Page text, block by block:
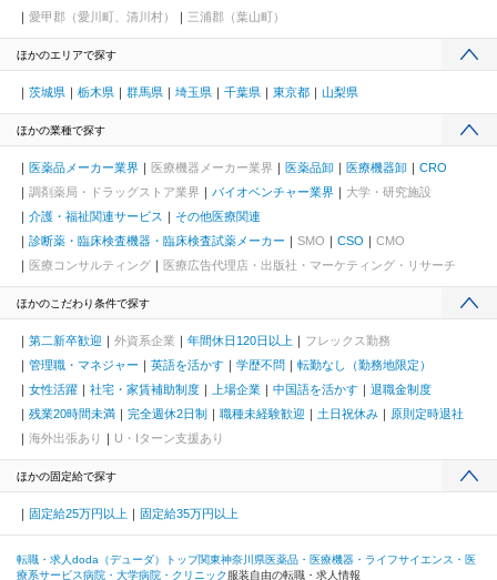
愛甲郡（愛川町、清川村）
三浦郡（葉山町）
ほかのエリアで探す
茨城県 栃木県 群馬県 埼玉県 千葉県 東京都 山梨県
ほかの業種で探す
医薬品メーカー業界 医療機器メーカー業界 医薬品卸 医療機器卸
CRO
調剤薬局・ドラッグストア業界
バイオベンチャー業界
大学・研究施設
介護・福祉関連サービス
その他医療関連
診断薬・臨床検査機器・臨床検査試薬メーカー
SMO CSO
CMO
医療コンサルティング
医療広告代理店・出版社・マーケティング・リサーチ
ほかのこだわり条件で探す
第二新卒歓迎 外資系企業 年間休日120日以上
フレックス勤務
管理職・マネジャー
英語を活かす 学歴不問
転勤なし（勤務地限定）
女性活躍
社宅・家賃補助制度 上場企業 中国語を活かす
退職金制度
残業20時間未満
完全週休2日制 職種未経験歓迎 土日祝休み
原則定時退社
海外出張あり
U・Iターン支援あり
ほかの固定給で探す
固定給25万円以上 固定給35万円以上
転職・求人doda（デューダ）トップ関東神奈川県医薬品・医療機器・ライフサイエンス・医
療系サービス病院・大学病院・クリニック服装自由の転職・求人情報